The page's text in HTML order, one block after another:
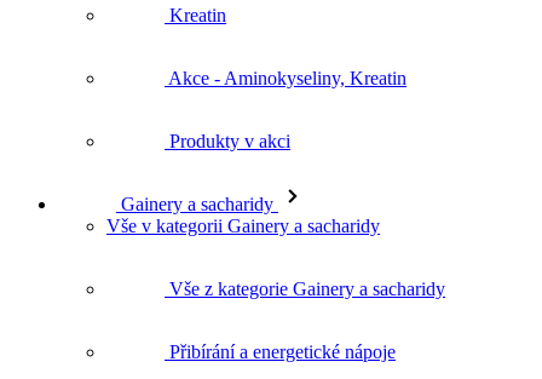
Kreatin
Akce - Aminokyseliny, Kreatin
Produkty v akci
Gainery a sacharidy
Vše v kategorii Gainery a sacharidy
Vše z kategorie Gainery a sacharidy
Přibírání a energetické nápoje